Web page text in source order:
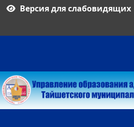
Версия для слабовидящих